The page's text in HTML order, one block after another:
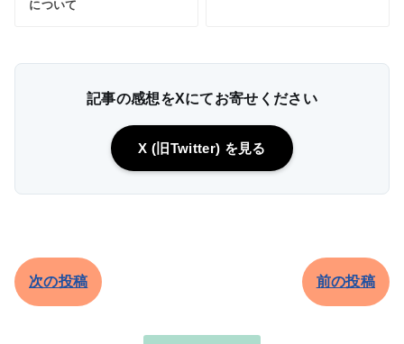
について
記事の感想をXにてお寄せください
X (旧Twitter) を見る
次の投稿 前の投稿